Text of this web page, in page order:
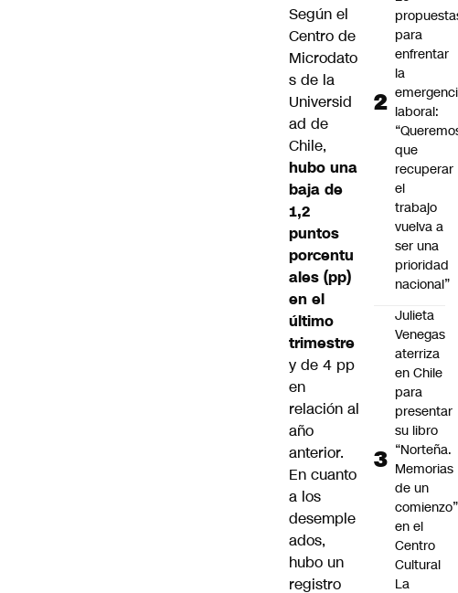
Según el
Centro de
Microdato
s de la
Universid
ad de
Chile,
hubo una
baja de
1,2
puntos
porcentu
ales (pp)
en el
último
trimestre
y de 4 pp
en
relación al
año
anterior.
En cuanto
a los
desemple
ados,
hubo un
registro
para
enfrentar
la
laboral:
que
recuperar
el
trabajo
vuelva a
ser una
prioridad
nacional”
Julieta
Venegas
aterriza
en Chile
para
presentar
su libro
“Norteña.
Memorias
de un
comienzo”
en el
Centro
Cultural
La